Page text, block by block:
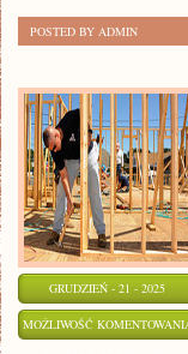
POSTED BY ADMIN
GRUDZIEŃ - 21 - 2025
MOŻLIWOŚĆ